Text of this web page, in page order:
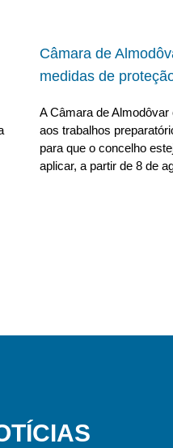
Câmara de
medidas de
A Câmara de
aos trabalhos
para que o concelho
aplicar, a partir de 8 de